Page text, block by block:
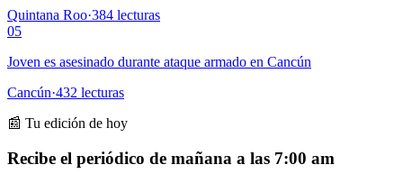
Quintana Roo·384 lecturas
05
Joven es asesinado durante ataque armado en Cancún
Cancún·432 lecturas
📰 Tu edición de hoy
Recibe el periódico de mañana a las 7:00 am